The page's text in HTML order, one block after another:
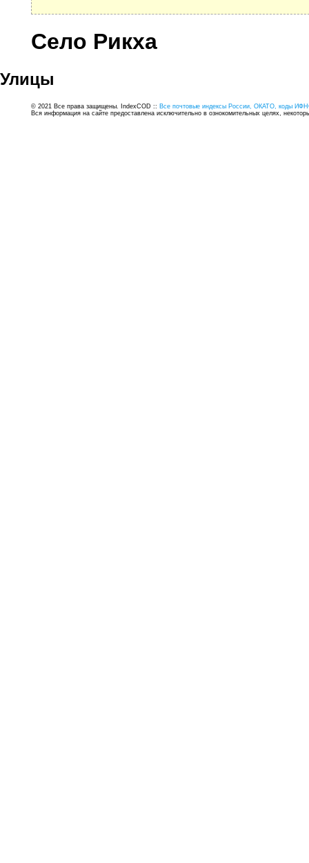
Село Рикха
Улицы
© 2021 Все права защищены. IndexCOD :: Все почтовые индексы России, ОКАТО, коды
Вся информация на сайте предоставлена исключительно в ознокомительных целях,